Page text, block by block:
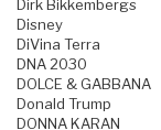
Dirk Bikkembergs
Disney
DiVina Terra
DNA 2030
DOLCE & GABBANA
Donald Trump
DONNA KARAN